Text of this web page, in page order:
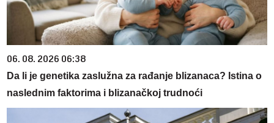
06. 08. 2026 06:38
Da li je genetika zaslužna za rađanje blizanaca? Istina o
naslednim faktorima i blizanačkoj trudnoći